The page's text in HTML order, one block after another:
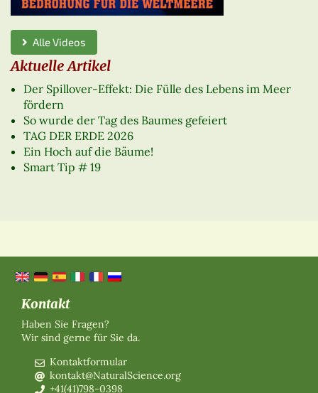
Alle Videos
Aktuelle Artikel
Der Spillover-Effekt: Die Fülle des Lebens im Meer
fördern
So wurde der Tag des Baumes gefeiert
TAG DER ERDE 2026
Ein Hoch auf die Bäume!
Smart Tip # 19
Kontakt
Haben Sie Fragen?
Wir sind gerne für Sie da.
Kontaktformular
kontakt@NaturalScience.org
+41(41)798-0398